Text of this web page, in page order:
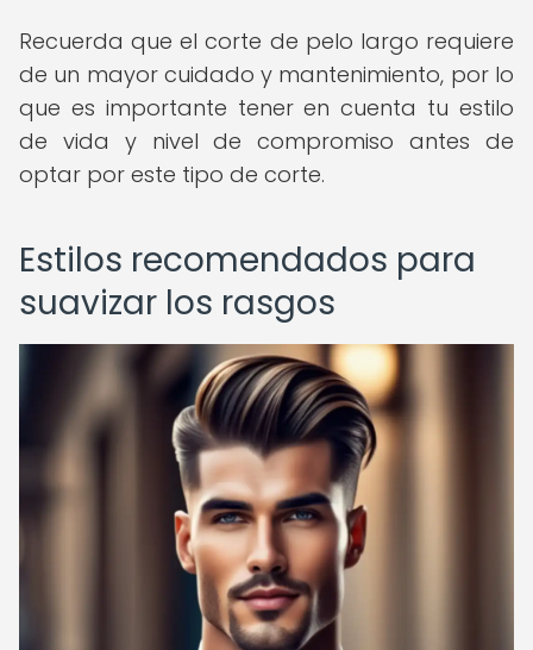
Recuerda que el corte de pelo largo requiere
de un mayor cuidado y mantenimiento, por lo
que es importante tener en cuenta tu estilo
de vida y nivel de compromiso antes de
optar por este tipo de corte.
Estilos recomendados para
suavizar los rasgos